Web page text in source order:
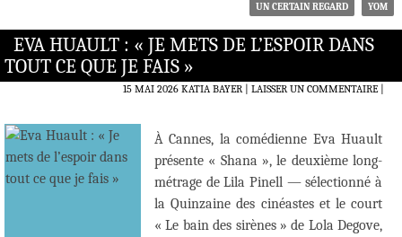
UN CERTAIN REGARD YOM
EVA HUAULT : « JE METS DE L’ESPOIR DANS
TOUT CE QUE JE FAIS »
15 MAI 2026 KATIA BAYER LAISSER UN COMMENTAIRE|
À Cannes, la comédienne Eva Huault
présente « Shana », le deuxième long-
métrage de Lila Pinell — sélectionné à
la Quinzaine des cinéastes et le court
« Le bain des sirènes » de Lola Degove,